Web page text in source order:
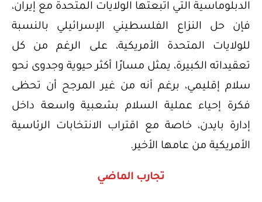
الدبلوماسية التي اتبعتها الولايات المتحدة مع إيران،
فإن حل النزاع الفلسطيني الإسرائيلي بالنسبة
للولايات المتحدة الأمريكية، على الرغم من كل
تعقيداته الكبيرة، يمثل مسارًا أكثر حيوية وجدوى نحو
سلام إقليمي، برغم أنه من غير المرجح أن تحظى
فكرة إحياء عملية السلام بشعبية واسعة داخل
إدارة بايدن، خاصة مع اقتراب الانتخابات الرئاسية
الأمريكية من عامها الأخير.
تجارب الماضي